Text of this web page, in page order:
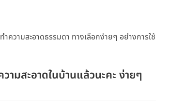
ความสะอาดธรรมดา ทางเลือกง่ายๆ อย่างการใช้
ามสะอาดในบ้านแล้วนะคะ ง่ายๆ